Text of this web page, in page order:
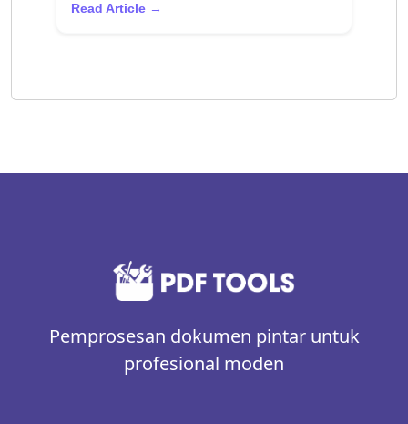
Read Article →
Pemprosesan dokumen pintar untuk
profesional moden